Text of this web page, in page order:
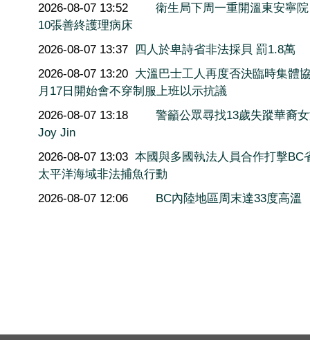
2026-08-07 13:52
衛生局下周一重開溫東安寧
10張善終護理病床
2026-08-07 13:37 四人於卑詩省非法採貝 罰1.8萬
2026-08-07 13:20 大溫巴士工人再度否決臨時集體
月17日開始會不穿制服上班以示抗議
2026-08-07 13:18
警籲公眾尋找13歲失蹤華裔
Joy Jin
2026-08-07 13:03 本國與多國執法人員合作打擊BC
太平洋海域非法捕魚行動
2026-08-07 12:06
BC內陸地區周末達33度高溫